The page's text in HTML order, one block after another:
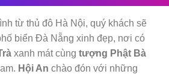
từ thủ đô Hà Nội, quý khách sẽ
biển Đà Nẵng xinh đẹp, nơi có
xanh mát cùng tượng Phật Bà
Hội An chào đón với những